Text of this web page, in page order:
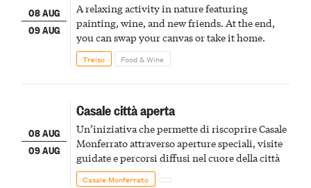
08 AUG
09 AUG
A relaxing activity in nature featuring
painting, wine, and new friends. At the end,
you can swap your canvas or take it home.
Treiso Food & Wine
08 AUG
09 AUG
Casale città aperta
Un’iniziativa che permette di riscoprire Casale
Monferrato attraverso aperture speciali, visite
guidate e percorsi diffusi nel cuore della città
Casale Monferrato